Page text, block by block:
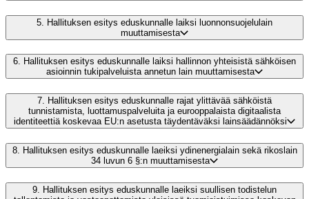
5.
Hallituksen esitys eduskunnalle laiksi luonnonsuojelulain
muuttamisesta
6. Hallituksen esitys eduskunnalle laiksi hallinnon yhteisistä sähköisen
asioinnin tukipalveluista annetun lain muuttamisesta
7. Hallituksen esitys eduskunnalle rajat ylittävää sähköistä
tunnistamista, luottamuspalveluita ja eurooppalaista digitaalista
identiteettiä koskevaa EU:n asetusta täydentäväksi lainsäädännöksi
8.
Hallituksen esitys eduskunnalle laeiksi ydinenergialain sekä rikoslain
34 luvun 6 §:n muuttamisesta
9. Hallituksen esitys eduskunnalle laeiksi suullisen todistelun